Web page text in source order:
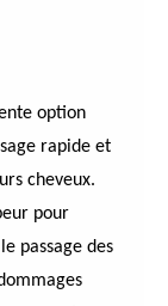
option
rapide et
cheveux.
pour
passage des